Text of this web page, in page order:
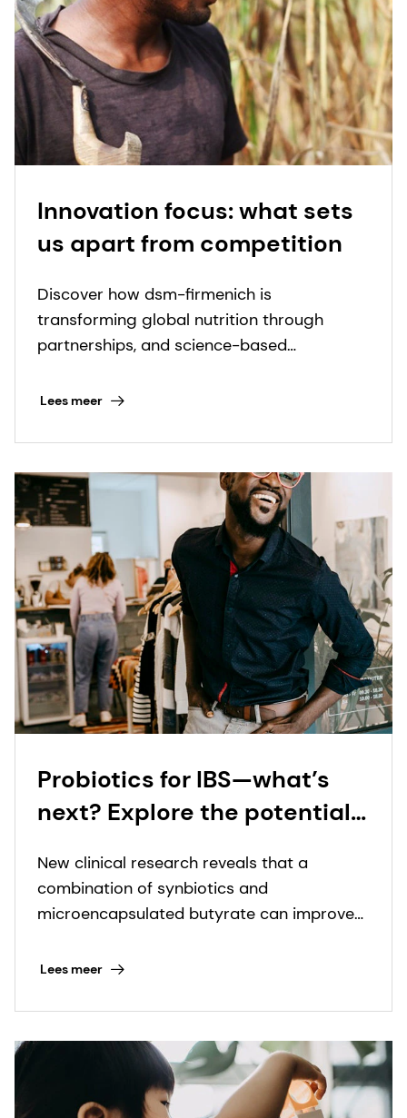
Innovation focus: what sets
us apart from competition
Discover how dsm-firmenich is
transforming global nutrition through
partnerships, and science-based
deficiencies.
Lees meer
Probiotics for IBS—what’s
next? Explore the potential
microencapsulated
butyrate with leading gut
New clinical research reveals that a
combination of synbiotics and
microencapsulated butyrate can improve
Lees meer